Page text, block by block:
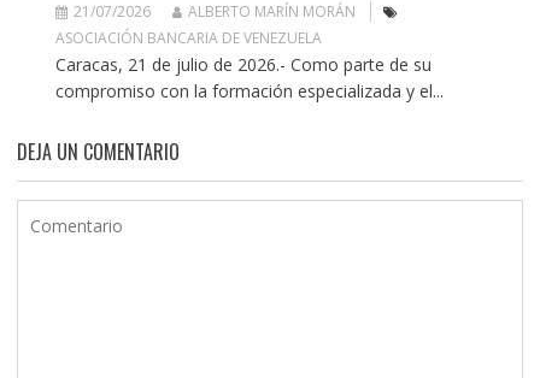
21/07/2026
ALBERTO MARÍN MORÁN
ASOCIACIÓN BANCARIA DE VENEZUELA
Caracas, 21 de julio de 2026.- Como parte de su
compromiso con la formación especializada y el...
DEJA UN COMENTARIO